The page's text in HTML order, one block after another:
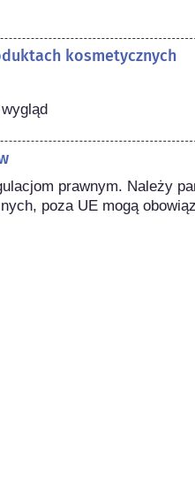
kosmetycznych
prawnym. Należy
poza UE mogą